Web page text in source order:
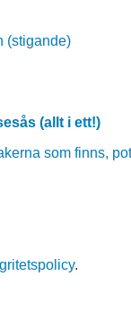
(stigande)
(allt i ett!)
som finns,
.